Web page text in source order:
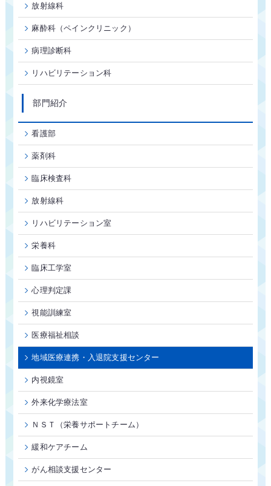
放射線科
麻酔科（ペインクリニック）
病理診断科
リハビリテーション科
部門紹介
看護部
薬剤科
臨床検査科
放射線科
リハビリテーション室
栄養科
臨床工学室
心理判定課
視能訓練室
医療福祉相談
地域医療連携・入退院支援センター
内視鏡室
外来化学療法室
ＮＳＴ（栄養サポートチーム）
緩和ケアチーム
がん相談支援センター